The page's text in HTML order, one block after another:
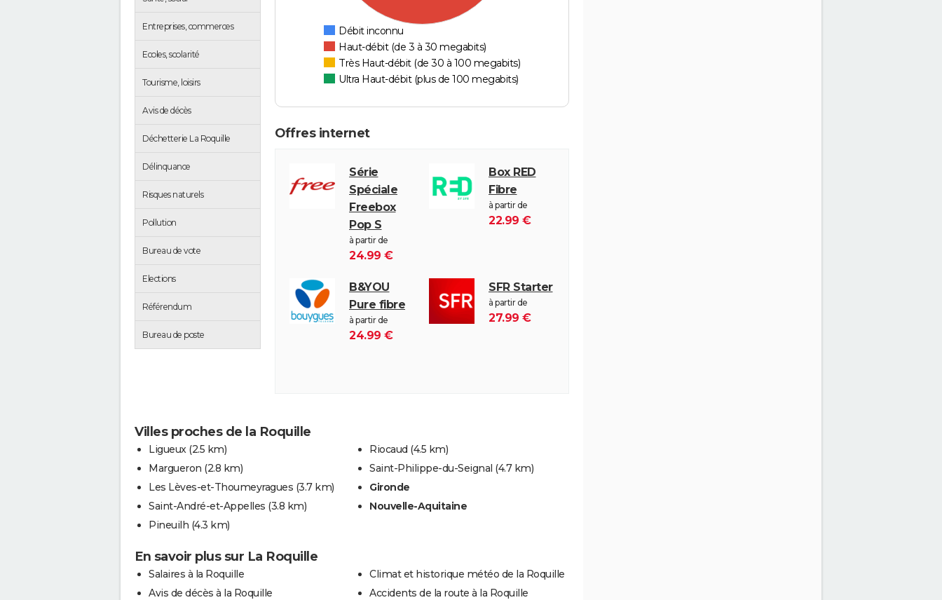
Entreprises, commerces
Ecoles, scolarité
Tourisme, loisirs
Avis de décès
Déchetterie La Roquille
Délinquance
Risques naturels
Pollution
Bureau de vote
Elections
Référendum
Bureau de poste
Débit inconnu
Haut-débit (de 3 à 30 megabits)
Très Haut-débit (de 30 à 100 megabits)
Ultra Haut-débit (plus de 100 megabits)
Offres internet
Série
Spéciale
Freebox
Pop S
à partir de
24.99 €
Box RED
Fibre
à partir de
22.99 €
B&YOU
Pure fibre
à partir de
24.99 €
SFR Starter
à partir de
27.99 €
Villes proches de la Roquille
Ligueux (2.5 km)
Margueron (2.8 km)
Les Lèves-et-Thoumeyragues (3.7 km)
Saint-André-et-Appelles (3.8 km)
Pineuilh (4.3 km)
Riocaud (4.5 km)
Saint-Philippe-du-Seignal (4.7 km)
Gironde
Nouvelle-Aquitaine
En savoir plus sur La Roquille
Salaires à la Roquille
Avis de décès à la Roquille
Climat et historique météo de la Roquille
Accidents de la route à la Roquille